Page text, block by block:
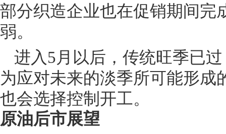
部分织造企业也在促销期间完
弱。
进入5月以后，传统旺季已
为应对未来的淡季所可能形成
也会选择控制开工。
原油后市展望